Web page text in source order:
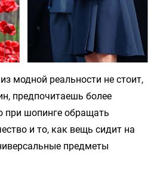
модной реальности не стоит,
предпочитаешь более
при шопинге обращать
и то, как вещь сидит на
предметы